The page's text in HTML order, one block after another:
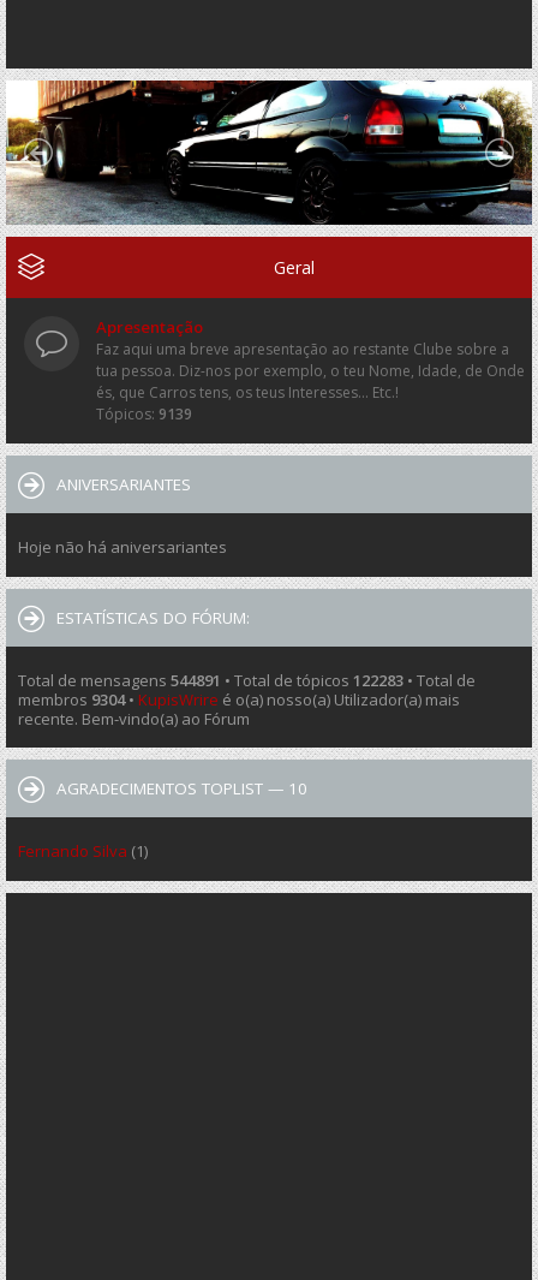
Geral
Apresentação
Faz aqui uma breve apresentação ao restante Clube sobre a
tua pessoa. Diz-nos por exemplo, o teu Nome, Idade, de Onde
és, que Carros tens, os teus Interesses... Etc.!
Tópicos: 9139
ANIVERSARIANTES
Hoje não há aniversariantes
ESTATÍSTICAS DO FÓRUM:
Total de mensagens 544891 • Total de tópicos 122283 • Total de
membros 9304• KupisWrire é o(a) nosso(a) Utilizador(a) mais
recente. Bem-vindo(a) ao Fórum
AGRADECIMENTOS TOPLIST — 10
Fernando Silva (1)